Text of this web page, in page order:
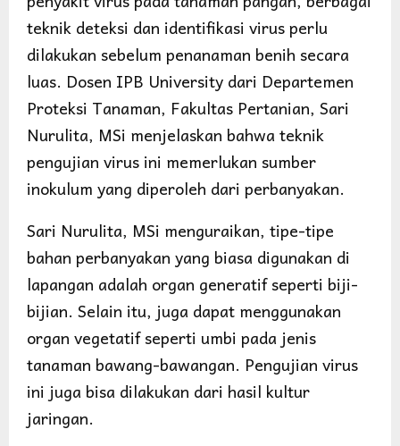
teknik deteksi dan identifikasi virus perlu
dilakukan sebelum penanaman benih secara
luas. Dosen IPB University dari Departemen
Proteksi Tanaman, Fakultas Pertanian, Sari
Nurulita, MSi menjelaskan bahwa teknik
pengujian virus ini memerlukan sumber
inokulum yang diperoleh dari perbanyakan.
Sari Nurulita, MSi menguraikan, tipe-tipe
bahan perbanyakan yang biasa digunakan di
lapangan adalah organ generatif seperti biji-
bijian. Selain itu, juga dapat menggunakan
organ vegetatif seperti umbi pada jenis
tanaman bawang-bawangan. Pengujian virus
ini juga bisa dilakukan dari hasil kultur
jaringan.